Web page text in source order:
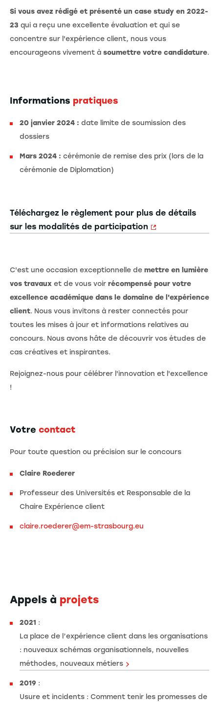
Si vous avez rédigé et présenté un case study en 2022-
23 qui a reçu une excellente évaluation et qui se
concentre sur l'expérience client, nous vous
encourageons vivement à soumettre votre candidature.
Informations pratiques
20 janvier 2024 : date limite de soumission des
dossiers
Mars 2024 : cérémonie de remise des prix (lors de la
cérémonie de Diplomation)
Téléchargez le règlement pour plus de détails
sur les modalités de participation
C'est une occasion exceptionnelle de mettre en lumière
vos travaux et de vous voir récompensé pour votre
excellence académique dans le domaine de l'expérience
client. Nous vous invitons à rester connectés pour
toutes les mises à jour et informations relatives au
concours. Nous avons hâte de découvrir vos études de
cas créatives et inspirantes.
Rejoignez-nous pour célébrer l'innovation et l'excellence
!
Votre contact
Pour toute question ou précision sur le concours
Claire Roederer
Professeur des Universités et Responsable de la
Chaire Expérience client
claire.roederer@em-strasbourg.eu
Appels à projets
2021 :
La place de l’expérience client dans les organisations
: nouveaux schémas organisationnels, nouvelles
méthodes, nouveaux métiers
2019 :
Usure et incidents : Comment tenir les promesses de